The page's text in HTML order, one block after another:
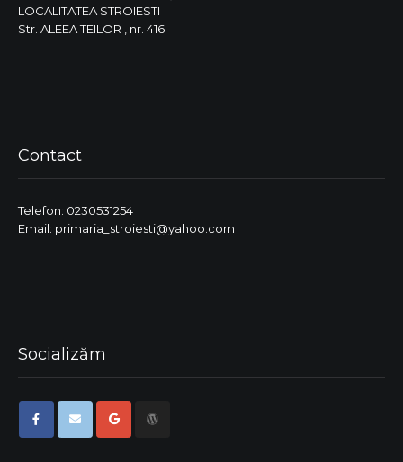
LOCALITATEA STROIESTI
Str. ALEEA TEILOR , nr. 416
Contact
Telefon: 0230531254
Email: primaria_stroiesti@yahoo.com
Socializăm